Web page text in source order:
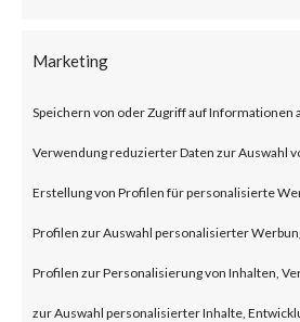
Marketing
Speichern von oder Zugriff auf Informationen
Verwendung reduzierter Daten zur Auswahl
Erstellung von Profilen für personalisierte
Profilen zur Auswahl personalisierter
Profilen zur Personalisierung von Inhalten,
zur Auswahl personalisierter Inhalte,
A newly identified